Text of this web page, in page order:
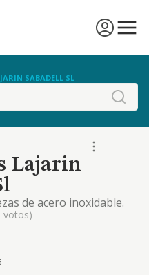
SABADELL SL
Lajarin
de acero inoxidable.
votos)